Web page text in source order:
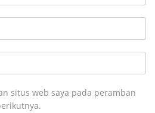
situs web saya pada peramban